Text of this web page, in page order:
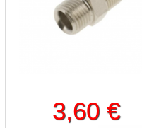
3,60 €